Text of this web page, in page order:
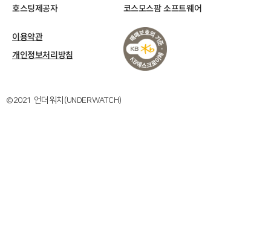
호스팅제공자
코스모스팜 소프트웨어
이용약관
개인정보처리방침
©2021 언더워치(UNDERWATCH)